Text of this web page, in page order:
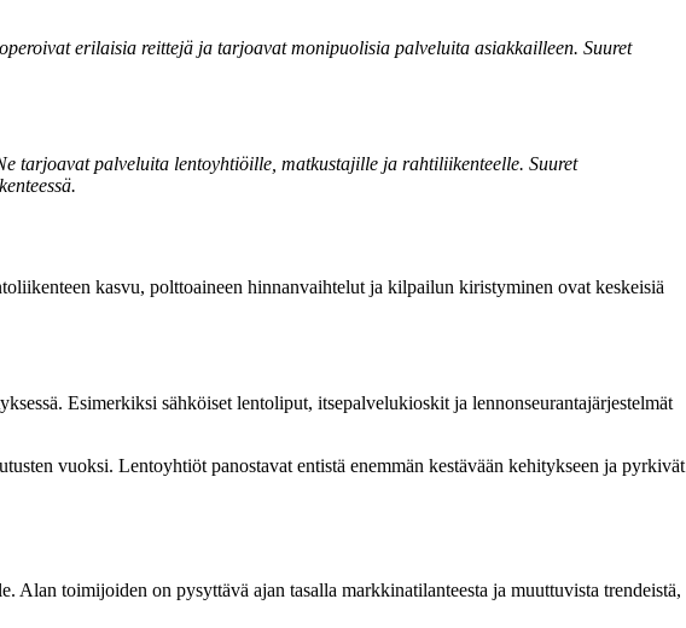
erilaisia reittejä ja tarjoavat monipuolisia palveluita asiakkailleen. Suuret
tarjoavat palveluita lentoyhtiöille, matkustajille ja rahtiliikenteelle. Suuret
kasvu, polttoaineen hinnanvaihtelut ja kilpailun kiristyminen ovat keskeisiä
Esimerkiksi sähköiset lentoliput, itsepalvelukioskit ja lennonseurantajärjestelmät
vuoksi. Lentoyhtiöt panostavat entistä enemmän kestävään kehitykseen ja pyrkivät
toimijoiden on pysyttävä ajan tasalla markkinatilanteesta ja muuttuvista trendeistä,